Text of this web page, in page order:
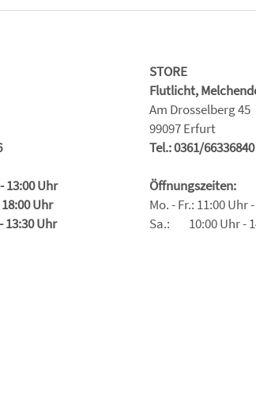
13:00 Uhr
Uhr
Uhr
STORE
Flutlicht,
Am Drosselberg 45
99097 Erfurt
Tel.: 0361/66336840
Öffnungszeiten:
Mo. - Fr.: 11:00 Uhr
Sa.: 10:00 Uhr -